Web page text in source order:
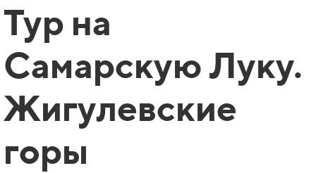
Тур на
Самарскую Луку.
Жигулевские
горы